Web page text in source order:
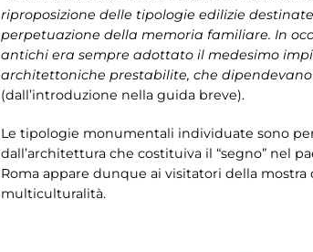
riproposizione delle tipologie edilizie
perpetuazione della memoria familiare. In
antichi era sempre adottato il medesimo
architettoniche prestabilite, che
(dall’introduzione nella guida breve).
Le tipologie monumentali individuate sono
dall’architettura che costituiva il “segno” nel
Roma appare dunque ai visitatori della
multiculturalità.